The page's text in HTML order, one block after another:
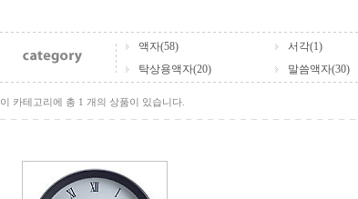
액자(58) 서각(1)
탁상용액자(20)
말씀액자(30)
이 카테고리에 총 1 개의 상품이 있습니다.